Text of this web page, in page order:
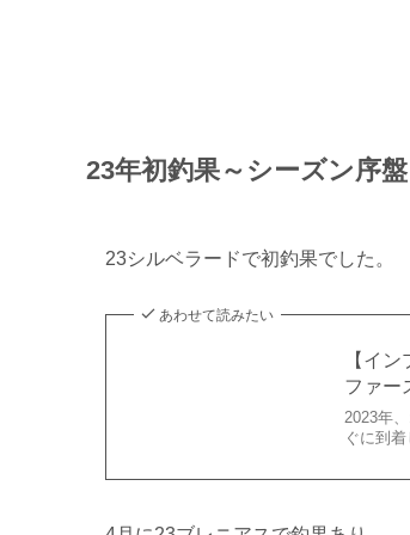
23年初釣果～シーズン序盤
23シルベラードで初釣果でした。
あわせて読みたい
【イ
ファー
2023年
ぐに到